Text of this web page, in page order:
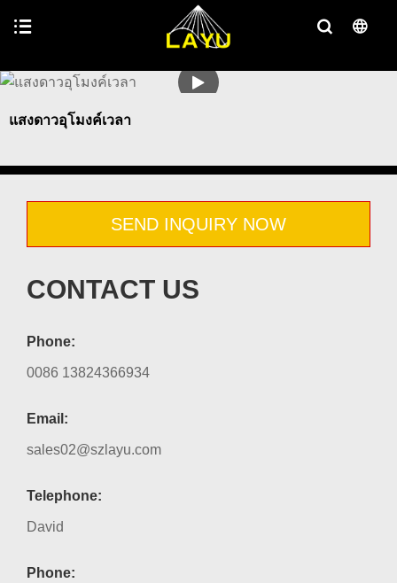
แสงดาวอุโมงค์เวลา
SEND INQUIRY NOW
CONTACT US
Phone:
0086 13824366934
Email:
sales02@szlayu.com
Telephone:
David
Phone: